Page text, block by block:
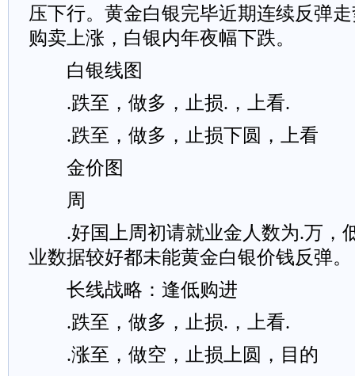
压下行。黄金白银完毕近期连续反弹
购卖上涨，白银内年夜幅下跌。
白银线图
.跌至，做多，止损.，上看.
.跌至，做多，止损下圆，上看
金价图
周
.好国上周初请就业金人数为.万，
业数据较好都未能黄金白银价钱反弹。
长线战略：逢低购进
.跌至，做多，止损.，上看.
.涨至，做空，止损上圆，目的